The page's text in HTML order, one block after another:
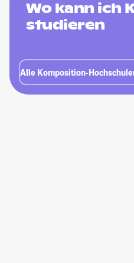
Wo kann ich
studieren
Alle Komposition-